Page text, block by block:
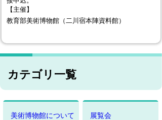
【主催】
教育部美術博物館（二川宿本陣資料館）
カテゴリ一覧
美術博物館について 展覧会